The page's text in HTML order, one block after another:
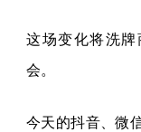
这场变化将洗
会。
今天的抖音、微